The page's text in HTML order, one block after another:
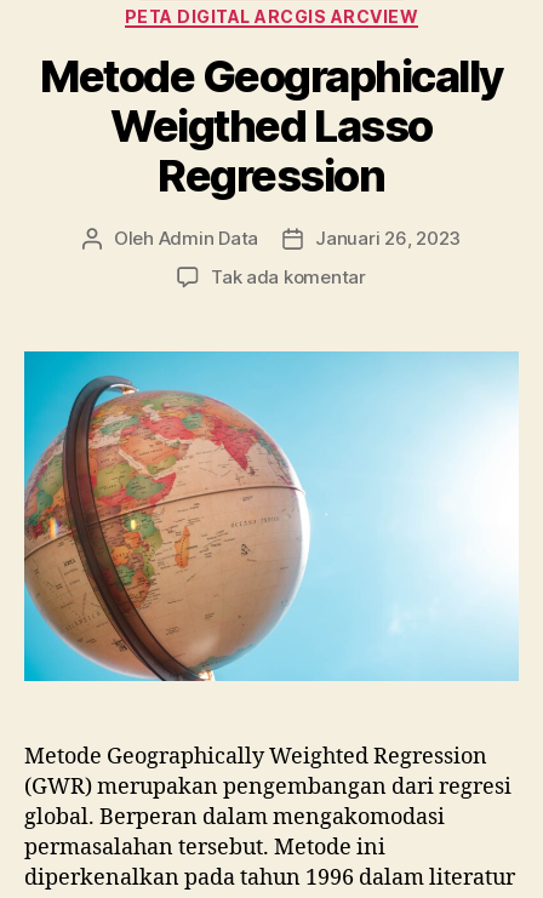
PETA DIGITAL ARCGIS ARCVIEW
Metode Geographically
Weigthed Lasso
Regression
Penulis
Oleh Admin Data
Tanggal
artikel
Januari 26, 2023
Tak ada komentarpada
Weigthed
Metode Geographically Weighted Regression
(GWR) merupakan pengembangan dari regresi
global. Berperan dalam mengakomodasi
permasalahan tersebut. Metode ini
diperkenalkan pada tahun 1996 dalam literatur